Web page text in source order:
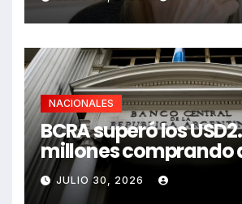
NACIONALES
BCRA superó los
millones comprando
JULIO 30, 2026